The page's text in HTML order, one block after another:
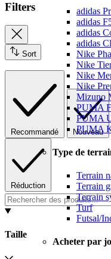
adidas
adidas
adidas
adidas
Nike
Nike
Nike
Nike
Mizuno
PUMA
PUMA
PUMA
Type de
Terrain
Terrain
Terrain
Turf
Futsal/
Acheter par
Filters
Sort
Recommandé Nouveau
Réduction
Taille